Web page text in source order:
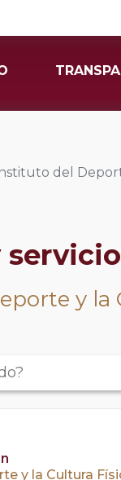
del
y la
y la Cultura